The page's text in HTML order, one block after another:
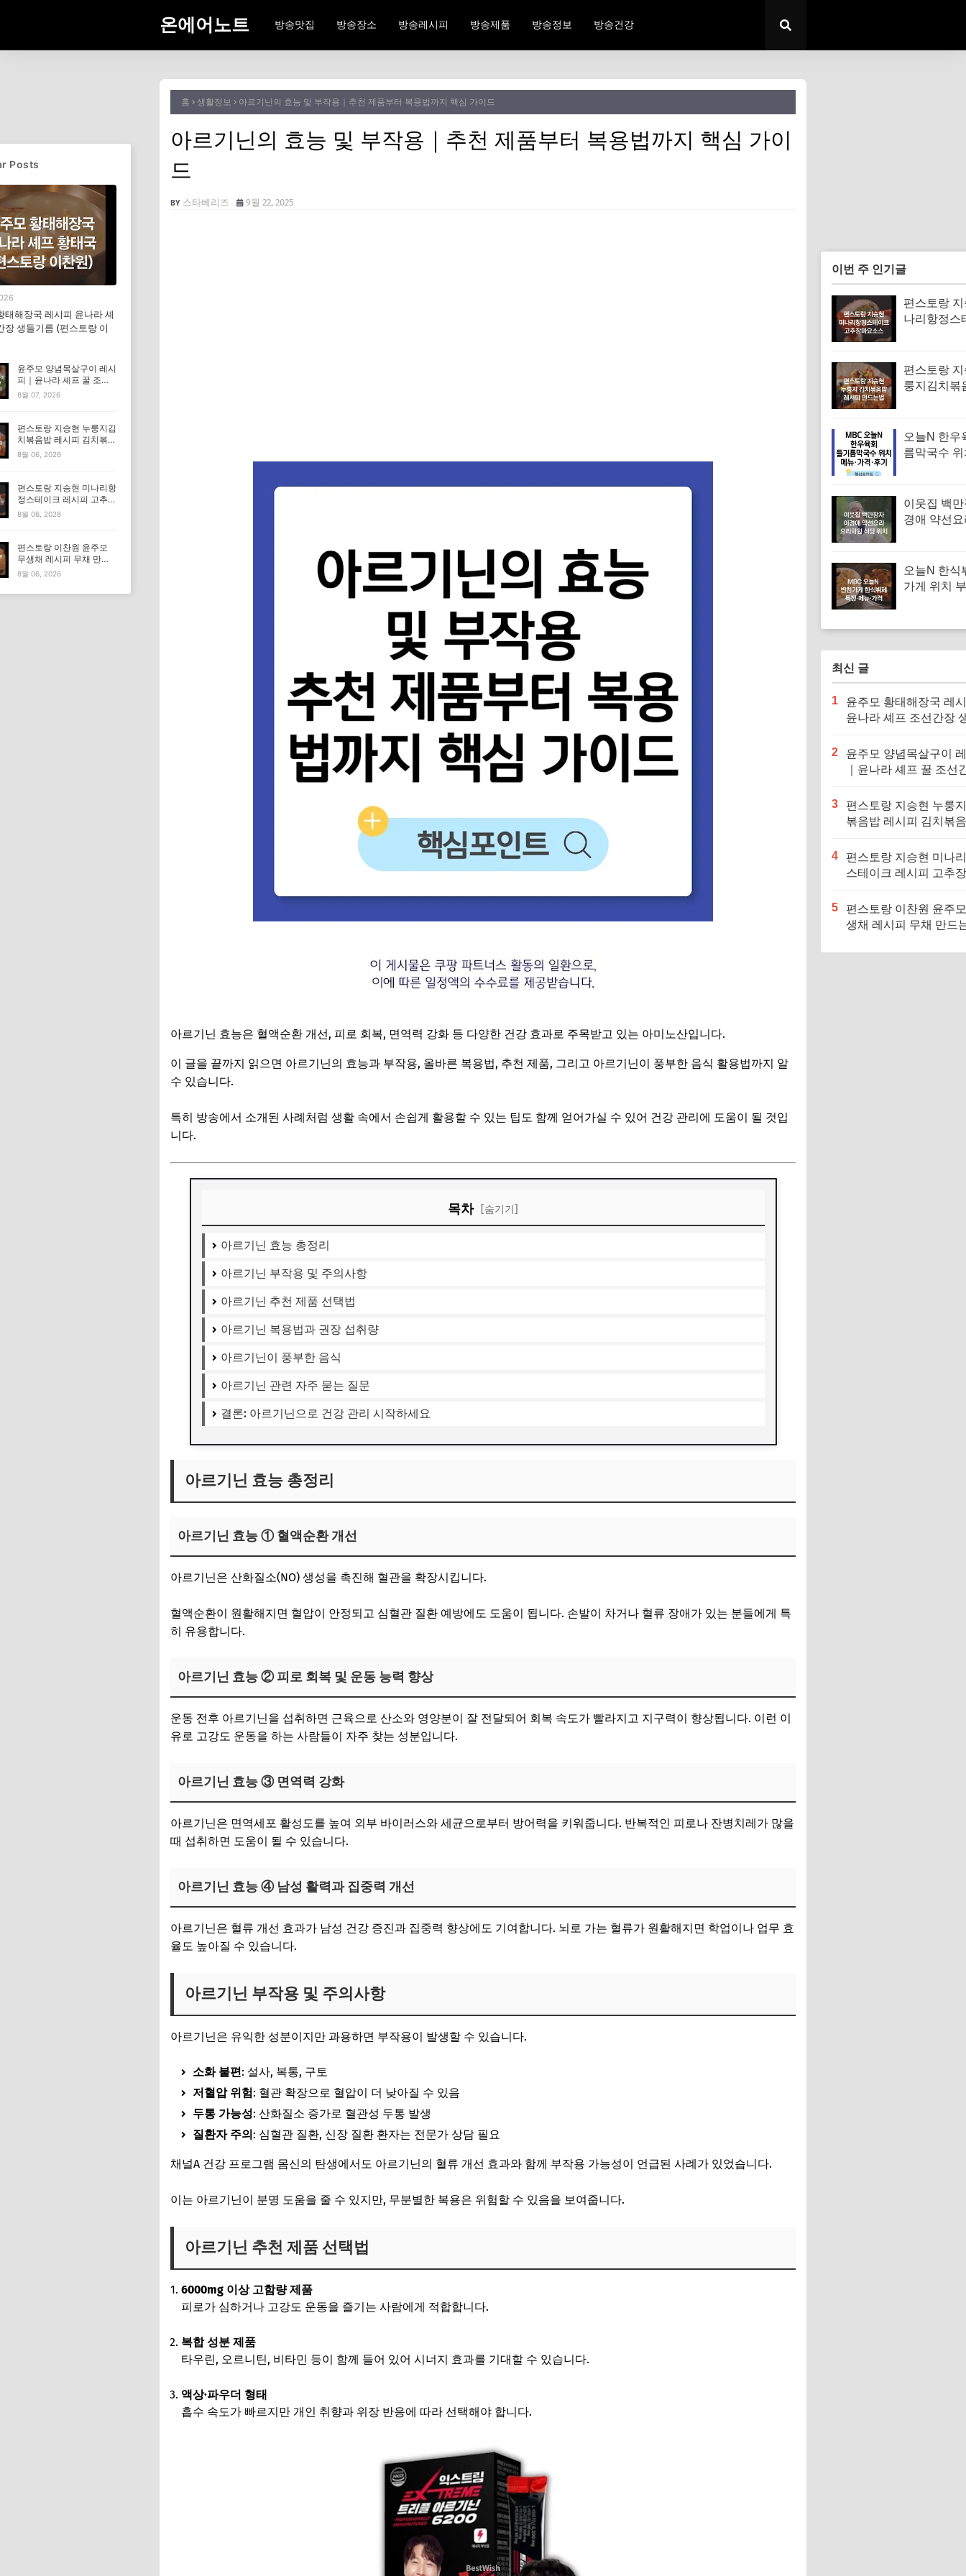
온에어노트 방송맛집 방송장소 방송레시피 방송제품 방송정보 방송건강
홈 생활정보 아르기닌의 효능 및 부작용｜추천 제품부터 복용법까지 핵심 가이드
아르기닌의 효능 및 부작용｜추천 제품부터 복용법까지 핵심 가이
드
스타베리즈 9월 22, 2025
아르기닌 효능은 혈액순환 개선, 피로 회복, 면역력 강화 등 다양한 건강 효과로 주목받고 있는 아미노산입니다.
이 글을 끝까지 읽으면 아르기닌의 효능과 부작용, 올바른 복용법, 추천 제품, 그리고 아르기닌이 풍부한 음식 활용법까지 알
수 있습니다.
특히 방송에서 소개된 사례처럼 생활 속에서 손쉽게 활용할 수 있는 팁도 함께 얻어가실 수 있어 건강 관리에 도움이 될 것입
니다.
목차 [숨기기]
아르기닌 효능 총정리
아르기닌 부작용 및 주의사항
아르기닌 추천 제품 선택법
아르기닌 복용법과 권장 섭취량
아르기닌이 풍부한 음식
아르기닌 관련 자주 묻는 질문
결론: 아르기닌으로 건강 관리 시작하세요
아르기닌 효능 총정리
아르기닌 효능 ① 혈액순환 개선
아르기닌은 산화질소(NO) 생성을 촉진해 혈관을 확장시킵니다.
혈액순환이 원활해지면 혈압이 안정되고 심혈관 질환 예방에도 도움이 됩니다. 손발이 차거나 혈류 장애가 있는 분들에게 특
히 유용합니다.
아르기닌 효능 ② 피로 회복 및 운동 능력 향상
운동 전후 아르기닌을 섭취하면 근육으로 산소와 영양분이 잘 전달되어 회복 속도가 빨라지고 지구력이 향상됩니다. 이런 이
유로 고강도 운동을 하는 사람들이 자주 찾는 성분입니다.
아르기닌 효능 ③ 면역력 강화
아르기닌은 면역세포 활성도를 높여 외부 바이러스와 세균으로부터 방어력을 키워줍니다. 반복적인 피로나 잔병치레가 많을
때 섭취하면 도움이 될 수 있습니다.
아르기닌 효능 ④ 남성 활력과 집중력 개선
아르기닌은 혈류 개선 효과가 남성 건강 증진과 집중력 향상에도 기여합니다. 뇌로 가는 혈류가 원활해지면 학업이나 업무 효
율도 높아질 수 있습니다.
아르기닌 부작용 및 주의사항
아르기닌은 유익한 성분이지만 과용하면 부작용이 발생할 수 있습니다.
소화 불편: 설사, 복통, 구토
저혈압 위험: 혈관 확장으로 혈압이 더 낮아질 수 있음
두통 가능성: 산화질소 증가로 혈관성 두통 발생
질환자 주의: 심혈관 질환, 신장 질환 환자는 전문가 상담 필요
채널A 건강 프로그램 몸신의 탄생에서도 아르기닌의 혈류 개선 효과와 함께 부작용 가능성이 언급된 사례가 있었습니다.
이는 아르기닌이 분명 도움을 줄 수 있지만, 무분별한 복용은 위험할 수 있음을 보여줍니다.
아르기닌 추천 제품 선택법
6000mg 이상 고함량 제품
피로가 심하거나 고강도 운동을 즐기는 사람에게 적합합니다.
복합 성분 제품
타우린, 오르니틴, 비타민 등이 함께 들어 있어 시너지 효과를 기대할 수 있습니다.
액상·파우더 형태
흡수 속도가 빠르지만 개인 취향과 위장 반응에 따라 선택해야 합니다.
이번 주 인기글
편스토랑
나리항정스
편스토랑
룽지김치볶
오늘N 한우
름막국수
후기 (오늘
는날)
이웃집 백
경애 약선
보
오늘N 한식
가게 위치
찬장인)
최신 글
1
윤주모 황태해장국 레
윤나라 셰프 조선간장
2
윤주모 양념목살구이
｜윤나라 셰프 꿀 조선
3
편스토랑 지승현 누룽
볶음밥 레시피 김치볶
4
편스토랑 지승현 미나
스테이크 레시피 고추
5
편스토랑 이찬원 윤주
생채 레시피 무채 만드
Posts
태해장국 레시피 윤나라 셰
장 생들기름 (편스토랑 이
윤주모 양념목살구이 레시
피｜윤나라 셰프 꿀 조선
간장 정보 (편스토랑 이찬
8월 07, 2026
편스토랑 지승현 누룽지김
치볶음밥 레시피 김치볶음
밥 만드는법
8월 06, 2026
편스토랑 지승현 미나리항
정스테이크 레시피 고추장
마요소스 만드는법
8월 06, 2026
편스토랑 이찬원 윤주모
무생채 레시피 무채 만드
는법
8월 06, 2026